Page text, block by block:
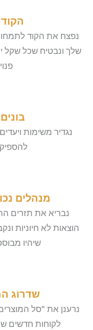
נפצח את הקוד לתמחור
שלך ונבטיח שכל שקל
נגדיר משימות
מנהלים
נבריא את תזרים
הוצאות לא חיוניות
שיהיו
שדרוג
נרענן את "סל
לקוחות חדשים